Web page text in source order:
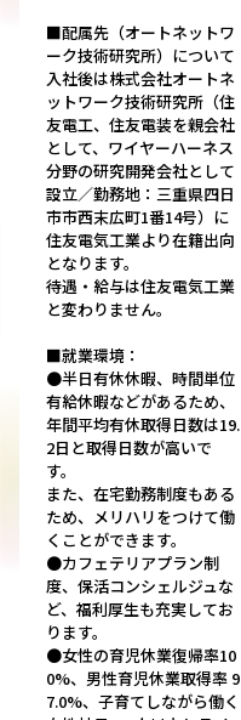
■配属先（オートネットワ
ーク技術研究所）について
入社後は株式会社オートネ
ットワーク技術研究所（住
友電工、住友電装を親会社
として、ワイヤーハーネス
分野の研究開発会社として
設立／勤務地：三重県四日
市市西末広町1番14号）に
住友電気工業より在籍出向
となります。
待遇・給与は住友電気工業
と変わりません。
■就業環境：
●半日有休休暇、時間単位
有給休暇などがあるため、
年間平均有休取得日数は19.
2日と取得日数が高いで
す。
また、在宅勤務制度もある
ため、メリハリをつけて働
くことができます。
●カフェテリアプラン制
度、保活コンシェルジュな
ど、福利厚生も充実してお
ります。
●女性の育児休業復帰率10
0%、男性育児休業取得率 9
7.0%、子育てしながら働く